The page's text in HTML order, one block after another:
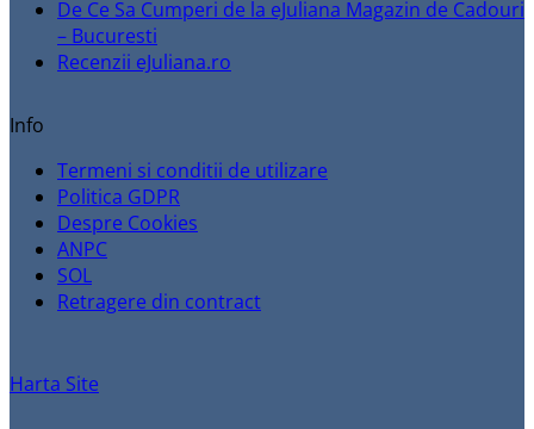
De Ce Sa Cumperi de la eJuliana Magazin de Cadouri
– Bucuresti
Recenzii eJuliana.ro
Info
Termeni si conditii de utilizare
Politica GDPR
Despre Cookies
ANPC
SOL
Retragere din contract
Harta Site